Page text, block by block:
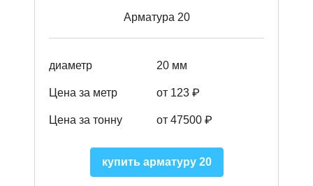
Арматура 20
диаметр 20 мм
Цена за метр от 123 ₽
Цена за тонну от 47500 ₽
купить арматуру 20